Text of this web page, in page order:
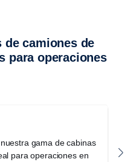
para operaciones
gama de cabinas
para operaciones en